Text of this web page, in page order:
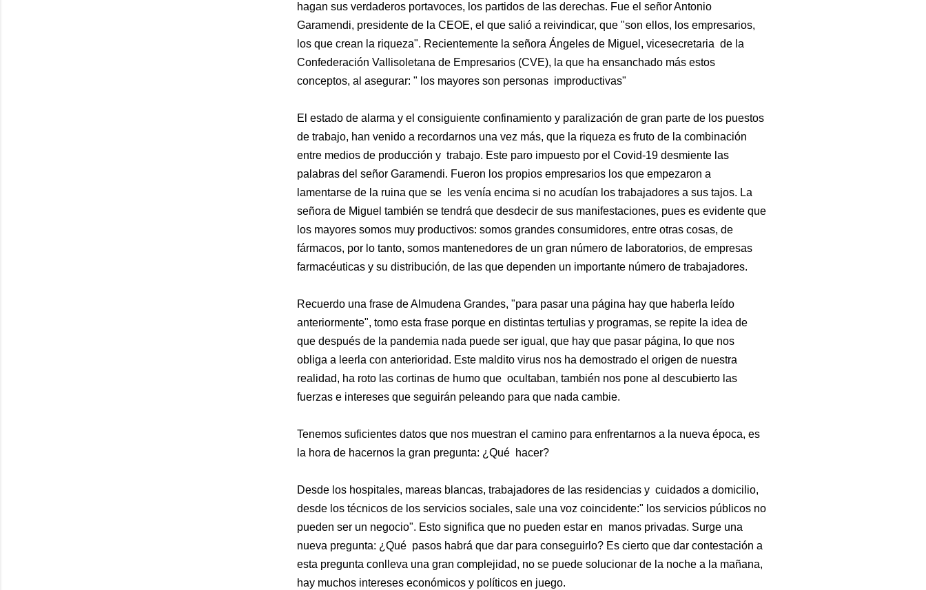
hagan sus verdaderos portavoces, los partidos de las derechas. Fue el señor Antonio
Garamendi, presidente de la CEOE, el que salió a reivindicar, que "son ellos, los empresarios,
los que crean la riqueza". Recientemente la señora Ángeles de Miguel, vicesecretaria de la
Confederación Vallisoletana de Empresarios (CVE), la que ha ensanchado más estos
conceptos, al asegurar: " los mayores son personas improductivas"
El estado de alarma y el consiguiente confinamiento y paralización de gran parte de los puestos
de trabajo, han venido a recordarnos una vez más, que la riqueza es fruto de la combinación
entre medios de producción y trabajo. Este paro impuesto por el Covid-19 desmiente las
palabras del señor Garamendi. Fueron los propios empresarios los que empezaron a
lamentarse de la ruina que se les venía encima si no acudían los trabajadores a sus tajos. La
señora de Miguel también se tendrá que desdecir de sus manifestaciones, pues es evidente que
los mayores somos muy productivos: somos grandes consumidores, entre otras cosas, de
fármacos, por lo tanto, somos mantenedores de un gran número de laboratorios, de empresas
farmacéuticas y su distribución, de las que dependen un importante número de trabajadores.
Recuerdo una frase de Almudena Grandes, "para pasar una página hay que haberla leído
anteriormente", tomo esta frase porque en distintas tertulias y programas, se repite la idea de
que después de la pandemia nada puede ser igual, que hay que pasar página, lo que nos
obliga a leerla con anterioridad. Este maldito virus nos ha demostrado el origen de nuestra
realidad, ha roto las cortinas de humo que ocultaban, también nos pone al descubierto las
fuerzas e intereses que seguirán peleando para que nada cambie.
Tenemos suficientes datos que nos muestran el camino para enfrentarnos a la nueva época, es
la hora de hacernos la gran pregunta: ¿Qué hacer?
Desde los hospitales, mareas blancas, trabajadores de las residencias y cuidados a domicilio,
desde los técnicos de los servicios sociales, sale una voz coincidente:" los servicios públicos no
pueden ser un negocio". Esto significa que no pueden estar en manos privadas. Surge una
nueva pregunta: ¿Qué pasos habrá que dar para conseguirlo? Es cierto que dar contestación a
esta pregunta conlleva una gran complejidad, no se puede solucionar de la noche a la mañana,
hay muchos intereses económicos y políticos en juego.